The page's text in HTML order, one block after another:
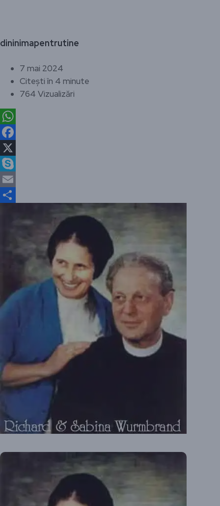
dininimapentrutine
7 mai 2024
Citești în 4 minute
764 Vizualizări
WhatsApp
Facebook
X
Skype
Email